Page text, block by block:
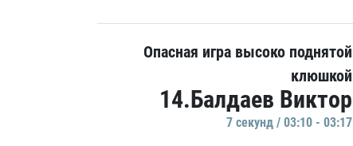
Опасная игра высоко поднятой
клюшкой
14.Балдаев Виктор
7 секунд / 03:10 - 03:17